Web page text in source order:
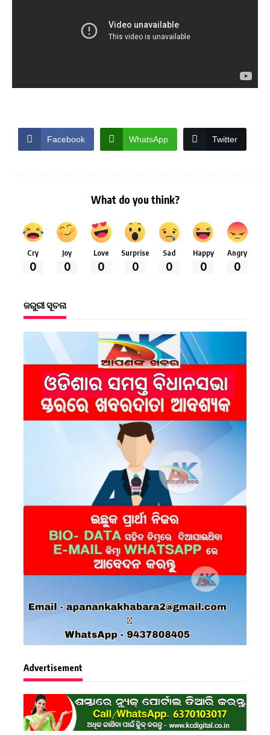
Facebook WhatsApp Twitter
What do you think?
Cry
0
Joy
0
Love
0
Surprise
0
Sad
0
Happy
0
Angry
0
ଜରୁରୀ ସୂଚନା
Advertisement